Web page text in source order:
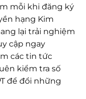
mỗi khi đăng ký
hạng Kim
lại trải nghiệm
cập ngay
các tin tức
kiểm tra số
để đổi những